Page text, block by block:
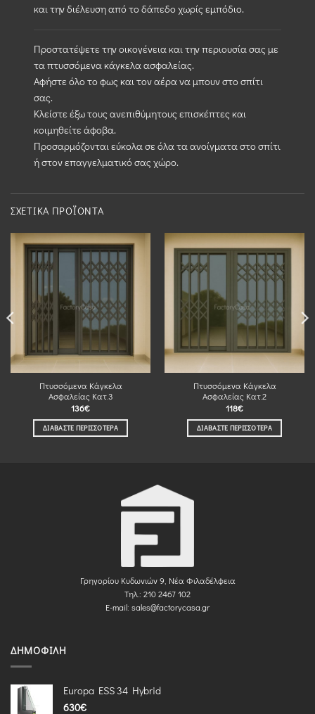
και την διέλευση από το δάπεδο χωρίς εμπόδιο.
Προστατέψετε την οικογένεια και την περιουσία σας με
τα πτυσσόμενα κάγκελα ασφαλείας.
Αφήστε όλο το φως και τον αέρα να μπουν στο σπίτι
σας.
Κλείστε έξω τους ανεπιθύμητους επισκέπτες και
κοιμηθείτε άφοβα.
Προσαρμόζονται εύκολα σε όλα τα ανοίγματα στο σπίτι
ή στον επαγγελματικό σας χώρο.
ΣΧΕΤΙΚΆ ΠΡΟΪΌΝΤΑ
Πτυσσόμενα Κάγκελα
Ασφαλείας Κατ.3
136€
ΔΙΑΒΆΣΤΕ ΠΕΡΙΣΣΌΤΕΡΑ
Πτυσσόμενα Κάγκελα
Ασφαλείας Κατ.2
118€
ΔΙΑΒΆΣΤΕ ΠΕΡΙΣΣΌΤΕΡΑ
Γρηγορίου Κυδωνιών 9, Νέα Φιλαδέλφεια
Τηλ.: 210 2467 102
E-mail: sales@factorycasa.gr
ΔΗΜΟΦΙΛΉ
Europa ESS 34 Hybrid
630€